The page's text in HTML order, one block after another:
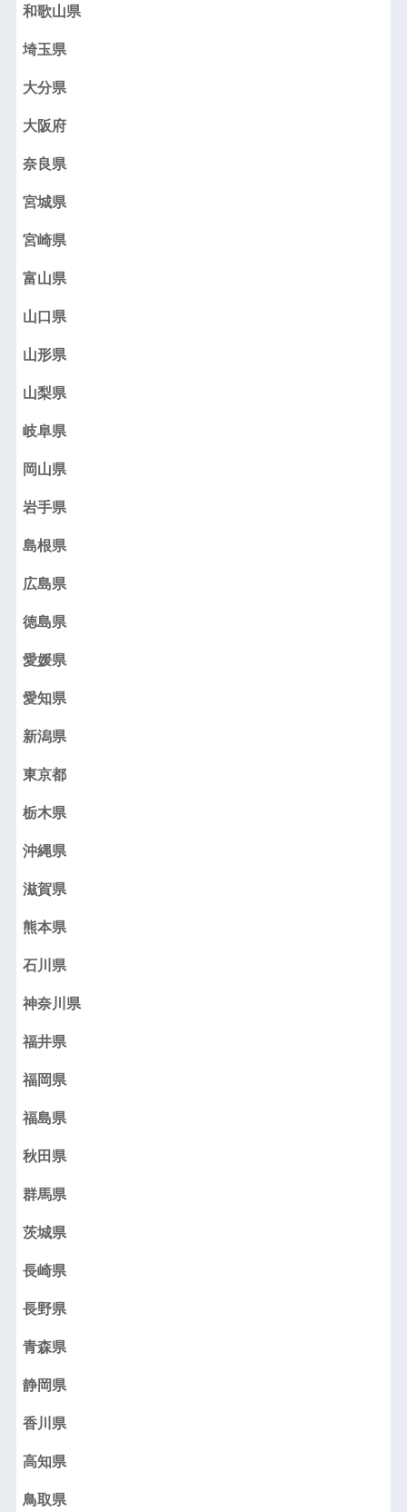
和歌山県
埼玉県
大分県
大阪府
奈良県
宮城県
宮崎県
富山県
山口県
山形県
山梨県
岐阜県
岡山県
岩手県
島根県
広島県
徳島県
愛媛県
愛知県
新潟県
東京都
栃木県
沖縄県
滋賀県
熊本県
石川県
神奈川県
福井県
福岡県
福島県
秋田県
群馬県
茨城県
長崎県
長野県
青森県
静岡県
香川県
高知県
鳥取県